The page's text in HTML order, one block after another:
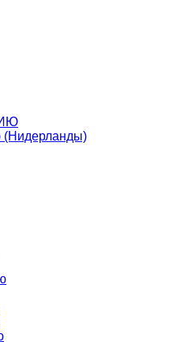
(Нидерланды)